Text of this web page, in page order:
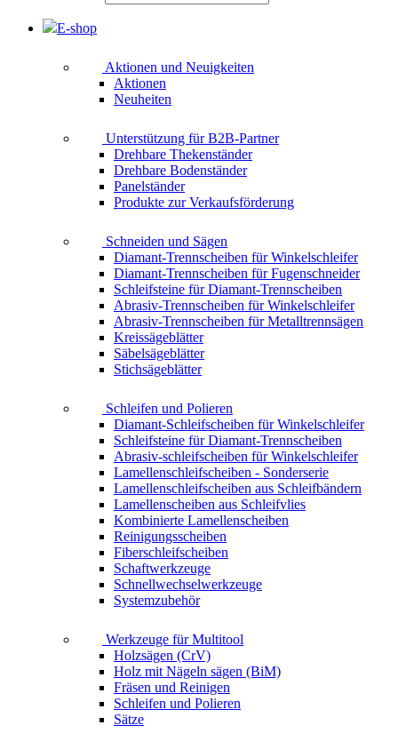
E-shop
Aktionen und Neuigkeiten
Aktionen
Neuheiten
Unterstützung für B2B-Partner
Drehbare Thekenständer
Drehbare Bodenständer
Panelständer
Produkte zur Verkaufsförderung
Schneiden und Sägen
Diamant-Trennscheiben für Winkelschleifer
Diamant-Trennscheiben für Fugenschneider
Schleifsteine für Diamant-Trennscheiben
Abrasiv-Trennscheiben für Winkelschleifer
Abrasiv-Trennscheiben für Metalltrennsägen
Kreissägeblätter
Säbelsägeblätter
Stichsägeblätter
Schleifen und Polieren
Diamant-Schleifscheiben für Winkelschleifer
Schleifsteine für Diamant-Trennscheiben
Abrasiv-schleifscheiben für Winkelschleifer
Lamellenschleifscheiben - Sonderserie
Lamellenschleifscheiben aus Schleifbändern
Lamellenscheiben aus Schleifvlies
Kombinierte Lamellenscheiben
Reinigungsscheiben
Fiberschleifscheiben
Schaftwerkzeuge
Schnellwechselwerkzeuge
Systemzubehör
Werkzeuge für Multitool
Holzsägen (CrV)
Holz mit Nägeln sägen (BiM)
Fräsen und Reinigen
Schleifen und Polieren
Sätze